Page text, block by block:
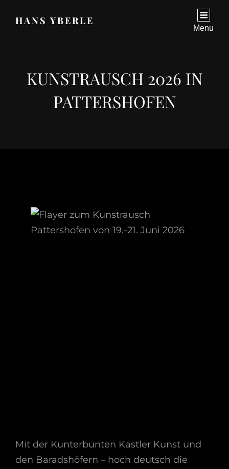
HANS YBERLE
Menu
KUNSTRAUSCH 2026 IN
PATTERSHOFEN
Mit der Kunterbunten Kastler Kunst und
den Baradshöfern – hoch deutsch die